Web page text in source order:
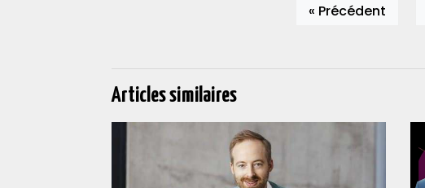
« Précédent
Articles similaires